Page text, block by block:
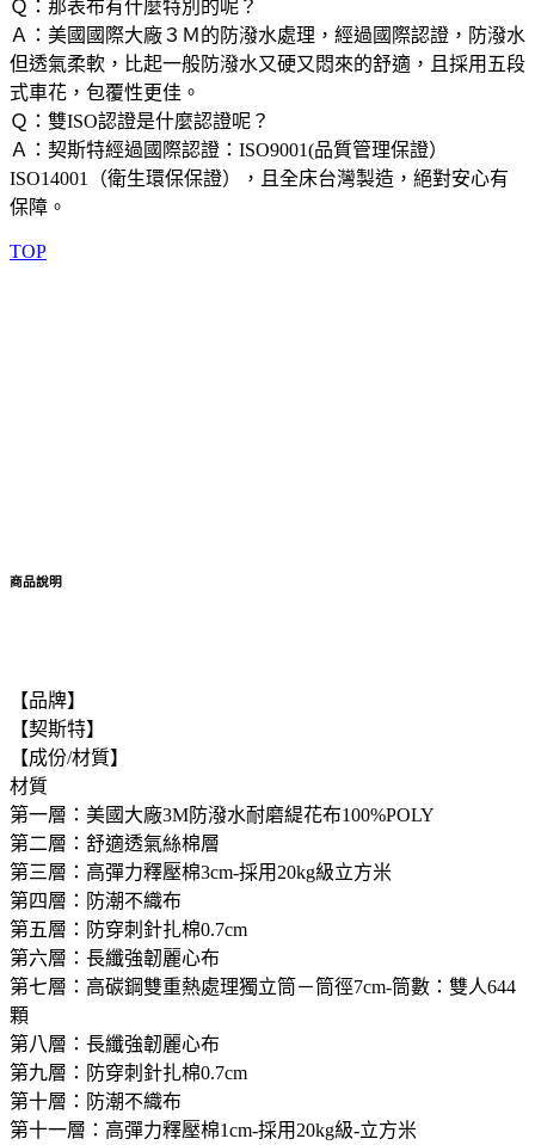
Ｑ：那表布有什麼特別的呢？
Ａ：美國國際大廠３Ｍ的防潑水處理，經過國際認證，防潑水
但透氣柔軟，比起一般防潑水又硬又悶來的舒適，且採用五段
式車花，包覆性更佳。
Ｑ：雙ISO認證是什麼認證呢？
Ａ：契斯特經過國際認證：ISO9001(品質管理保證）
ISO14001（衛生環保保證），且全床台灣製造，絕對安心有
保障。
TOP
商品說明
【品牌】
【契斯特】
【成份/材質】
材質
第一層：美國大廠3M防潑水耐磨緹花布100%POLY
第二層：舒適透氣絲棉層
第三層：高彈力釋壓棉3cm-採用20kg級立方米
第四層：防潮不織布
第五層：防穿刺針扎棉0.7cm
第六層：長纖強韌麗心布
第七層：高碳鋼雙重熱處理獨立筒－筒徑7cm-筒數：雙人644
顆
第八層：長纖強韌麗心布
第九層：防穿刺針扎棉0.7cm
第十層：防潮不織布
第十一層：高彈力釋壓棉1cm-採用20kg級-立方米